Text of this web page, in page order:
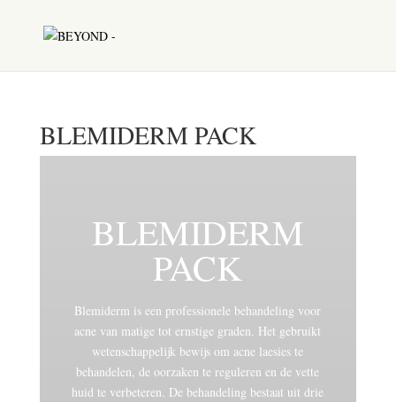
BLEMIDERM PACK
BLEMIDERM
PACK
Blemiderm is een professionele behandeling voor
acne van matige tot ernstige graden. Het gebruikt
wetenschappelijk bewijs om acne laesies te
behandelen, de oorzaken te reguleren en de vette
huid te verbeteren. De behandeling bestaat uit drie